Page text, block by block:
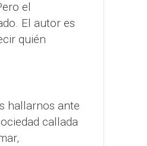
el
El autor es
quién
hallarnos ante
callada